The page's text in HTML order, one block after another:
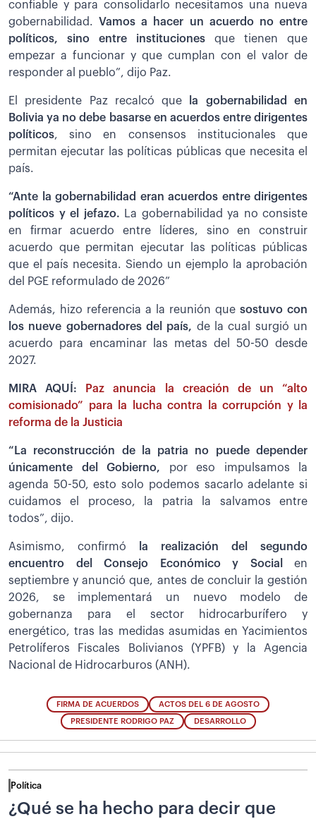
confiable y para consolidarlo necesitamos una nueva
gobernabilidad.
Vamos a hacer un acuerdo no entre
políticos, sino entre instituciones que tienen que
empezar a funcionar y que cumplan con el valor de
responder al pueblo”, dijo Paz.
El presidente Paz recalcó que la gobernabilidad en
Bolivia ya no debe basarse en acuerdos entre dirigentes
políticos, sino en consensos institucionales que
permitan ejecutar las políticas públicas que necesita el
país.
“Ante la gobernabilidad eran acuerdos entre dirigentes
políticos y el jefazo. La gobernabilidad ya no consiste
en firmar acuerdo entre líderes, sino en construir
acuerdo que permitan ejecutar las políticas públicas
que el país necesita. Siendo un ejemplo la aprobación
del PGE reformulado de 2026”
Además, hizo referencia a la reunión que sostuvo con
los nueve gobernadores del país, de la cual surgió un
acuerdo para encaminar las metas del 50-50 desde
2027.
MIRA AQUÍ:
Paz anuncia la creación de un “alto
comisionado” para la lucha contra la corrupción y la
reforma de la Justicia
“La reconstrucción de la patria no puede depender
únicamente del Gobierno, por eso impulsamos la
agenda 50-50, esto solo podemos sacarlo adelante si
cuidamos el proceso, la patria la salvamos entre
todos”, dijo.
Asimismo, confirmó la realización del segundo
encuentro del Consejo Económico y Social en
septiembre y anunció que, antes de concluir la gestión
2026, se implementará un nuevo modelo de
gobernanza para el sector hidrocarburífero y
energético, tras las medidas asumidas en Yacimientos
Petrolíferos Fiscales Bolivianos (YPFB) y la Agencia
Nacional de Hidrocarburos (ANH).
FIRMA DE ACUERDOS ACTOS DEL 6 DE AGOSTO
PRESIDENTE RODRIGO PAZ DESARROLLO
Política
¿Qué se ha hecho para decir que